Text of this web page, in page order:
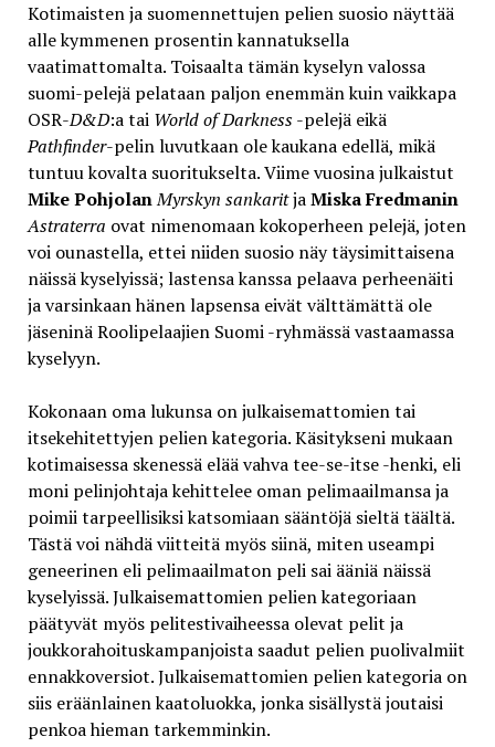
Kotimaisten ja suomennettujen pelien suosio näyttää
alle kymmenen prosentin kannatuksella
vaatimattomalta. Toisaalta tämän kyselyn valossa
suomi-pelejä pelataan paljon enemmän kuin vaikkapa
OSR-D&D:a tai World of Darkness-pelejä eikä
Pathfinder-pelin luvutkaan ole kaukana edellä, mikä
tuntuu kovalta suoritukselta. Viime vuosina julkaistut
Mike PohjolanMyrskyn sankaritjaMiska Fredmanin
Astraterra ovat nimenomaan kokoperheen pelejä, joten
voi ounastella, ettei niiden suosio näy täysimittaisena
näissä kyselyissä; lastensa kanssa pelaava perheenäiti
ja varsinkaan hänen lapsensa eivät välttämättä ole
jäseninä Roolipelaajien Suomi -ryhmässä vastaamassa
kyselyyn.
Kokonaan oma lukunsa on julkaisemattomien tai
itsekehitettyjen pelien kategoria. Käsitykseni mukaan
kotimaisessa skenessä elää vahva tee-se-itse -henki, eli
moni pelinjohtaja kehittelee oman pelimaailmansa ja
poimii tarpeellisiksi katsomiaan sääntöjä sieltä täältä.
Tästä voi nähdä viitteitä myös siinä, miten useampi
geneerinen eli pelimaailmaton peli sai ääniä näissä
kyselyissä. Julkaisemattomien pelien kategoriaan
päätyvät myös pelitestivaiheessa olevat pelit ja
joukkorahoituskampanjoista saadut pelien puolivalmiit
ennakkoversiot. Julkaisemattomien pelien kategoria on
siis eräänlainen kaatoluokka, jonka sisällystä joutaisi
penkoa hieman tarkemminkin.